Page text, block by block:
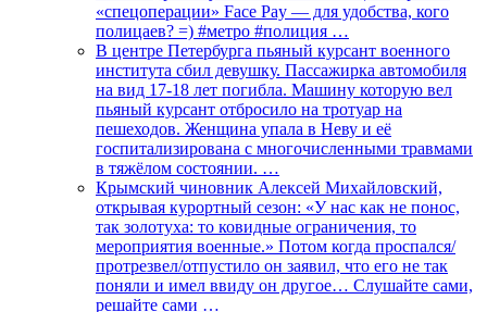
«спецоперации» Face Pay — для удобства, кого
полицаев? =) #метро #полиция …
В центре Петербурга пьяный курсант военного
института сбил девушку. Пассажирка автомобиля
на вид 17-18 лет погибла. Машину которую вел
пьяный курсант отбросило на тротуар на
пешеходов. Женщина упала в Неву и её
госпитализирована с многочисленными травмами
в тяжёлом состоянии. …
Крымский чиновник Алексей Михайловский,
открывая курортный сезон: «У нас как не понос,
так золотуха: то ковидные ограничения, то
мероприятия военные.» Потом когда проспался/
протрезвел/отпустило он заявил, что его не так
поняли и имел ввиду он другое… Слушайте сами,
решайте сами …